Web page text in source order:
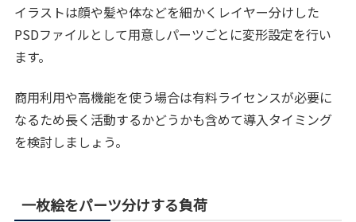
イラストは顔や髪や体などを細かくレイヤー分けした
PSDファイルとして用意しパーツごとに変形設定を行い
ます。
商用利用や高機能を使う場合は有料ライセンスが必要に
なるため長く活動するかどうかも含めて導入タイミング
を検討しましょう。
一枚絵をパーツ分けする負荷